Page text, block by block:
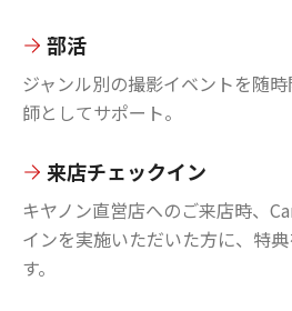
部活
ジャンル別の撮影イベントを随
師としてサポート。
来店チェックイン
キヤノン直営店へのご来店時、
インを実施いただいた方に、特
す。